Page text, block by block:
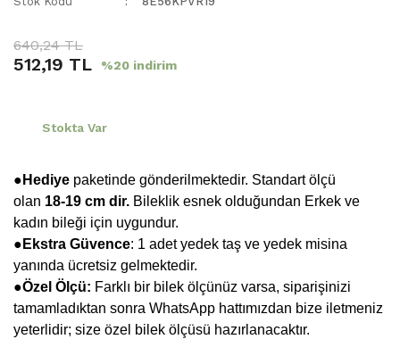
640,24 TL
512,19 TL %20 indirim
Stokta Var
●Hediye paketinde gönderilmektedir. Standart ölçü
olan 18-19 cm dir. Bileklik esnek olduğundan Erkek ve
kadın bileği için uygundur.
● Ekstra Güvence: 1 adet yedek taş ve yedek misina
yanında ücretsiz gelmektedir.
●Özel Ölçü: Farklı bir bilek ölçünüz varsa, siparişinizi
tamamladıktan sonra WhatsApp hattımızdan bize iletmeniz
yeterlidir; size özel bilek ölçüsü hazırlanacaktır.